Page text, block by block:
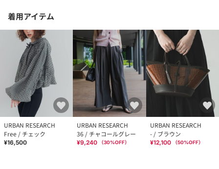
着用アイテム
URBAN RESEARCH
Free / チェック
¥16,500
URBAN RESEARCH
36 / チャコールグレー
¥9,240 （30%OFF）
URBAN RESEARCH
- / ブラウン
¥12,100 （50%OFF）